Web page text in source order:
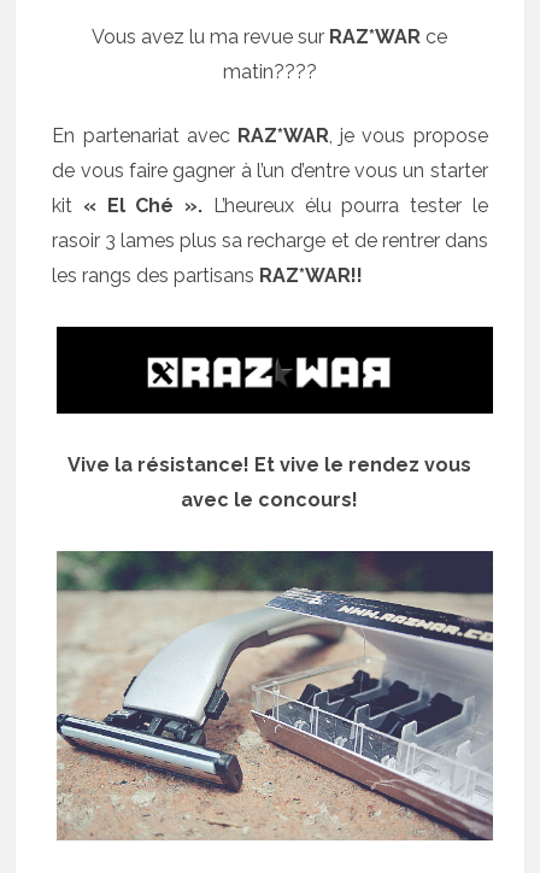
Vous avez lu ma revue sur RAZ*WAR ce
matin????
En partenariat avec RAZ*WAR, je vous propose
de vous faire gagner à l’un d’entre vous un starter
kit « El Ché ». L’heureux élu pourra tester le
rasoir 3 lames plus sa recharge et de rentrer dans
les rangs des partisans RAZ*WAR!!
Vive la résistance! Et vive le rendez vous
avec le concours!